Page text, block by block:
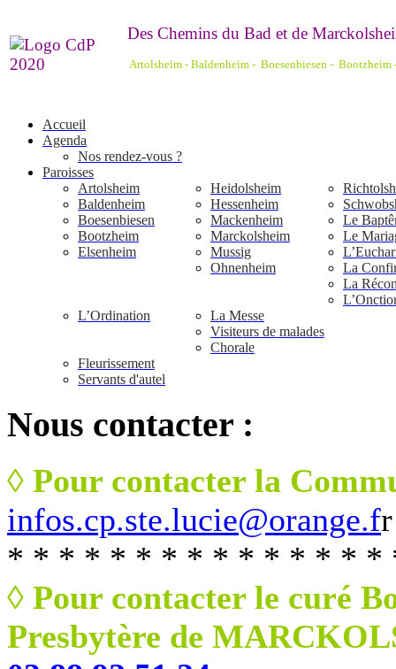
Des Chemins du Bad et de
Artolsheim - Baldenheim - Boesenbiesen -
Accueil
Agenda
Nos rendez-vous ?
Paroisses
Artolsheim
Baldenheim
Boesenbiesen
Bootzheim
Elsenheim
Heidolsheim
Hessenheim
Mackenheim
Marckolsheim
Mussig
Ohnenheim
Le
Le
La
La
L’Ordination
La Messe
Visiteurs de malades
Chorale
Fleurissement
Servants d'autel
Nous contacter :
◊ Pour contacter la
infos.cp.ste.lucie@orange.fr
* * * * * * * * * * * * * * *
◊ Pour contacter le curé
Presbytère de